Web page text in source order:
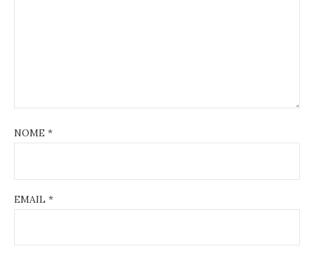
NOME *
EMAIL *